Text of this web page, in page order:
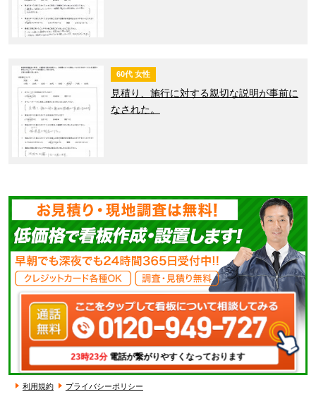
60代 女性
見積り、施行に対する親切な説明が事前に
なされた。
23時23分電話が繋がりやすくなっております
利用規約 プライバシーポリシー